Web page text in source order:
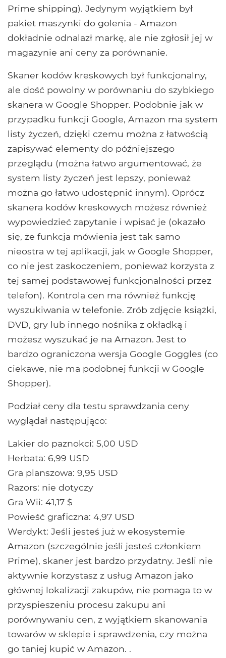
Prime shipping). Jedynym wyjątkiem był
pakiet maszynki do golenia - Amazon
dokładnie odnalazł markę, ale nie zgłosił jej w
magazynie ani ceny za porównanie.
Skaner kodów kreskowych był funkcjonalny,
ale dość powolny w porównaniu do szybkiego
skanera w Google Shopper. Podobnie jak w
przypadku funkcji Google, Amazon ma system
listy życzeń, dzięki czemu można z łatwością
zapisywać elementy do późniejszego
przeglądu (można łatwo argumentować, że
system listy życzeń jest lepszy, ponieważ
można go łatwo udostępnić innym). Oprócz
skanera kodów kreskowych możesz również
wypowiedzieć zapytanie i wpisać je (okazało
się, że funkcja mówienia jest tak samo
nieostra w tej aplikacji, jak w Google Shopper,
co nie jest zaskoczeniem, ponieważ korzysta z
tej samej podstawowej funkcjonalności przez
telefon). Kontrola cen ma również funkcję
wyszukiwania w telefonie. Zrób zdjęcie książki,
DVD, gry lub innego nośnika z okładką i
możesz wyszukać je na Amazon. Jest to
bardzo ograniczona wersja Google Goggles (co
ciekawe, nie ma podobnej funkcji w Google
Shopper).
Podział ceny dla testu sprawdzania ceny
wyglądał następująco:
Lakier do paznokci: 5,00 USD
Herbata: 6,99 USD
Gra planszowa: 9,95 USD
Razors: nie dotyczy
Gra Wii: 41,17 $
Powieść graficzna: 4,97 USD
Werdykt: Jeśli jesteś już w ekosystemie
Amazon (szczególnie jeśli jesteś członkiem
Prime), skaner jest bardzo przydatny. Jeśli nie
aktywnie korzystasz z usług Amazon jako
głównej lokalizacji zakupów, nie pomaga to w
przyspieszeniu procesu zakupu ani
porównywaniu cen, z wyjątkiem skanowania
towarów w sklepie i sprawdzenia, czy można
go taniej kupić w Amazon. .